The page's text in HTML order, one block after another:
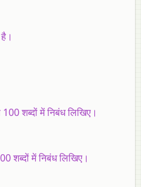
शब्दों में निबंध लिखिए।
शब्दों में निबंध लिखिए।